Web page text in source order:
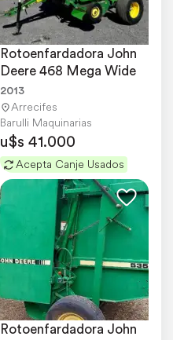
Rotoenfardadora John
Deere 468 Mega Wide
2013
Arrecifes
Barulli Maquinarias
u$s 41.000
Acepta Canje Usados
Rotoenfardadora John